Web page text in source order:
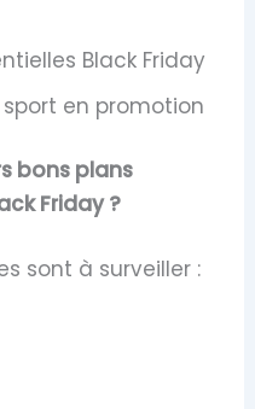
Black Friday
en promotion
bons plans
Friday ?
sont à surveiller :